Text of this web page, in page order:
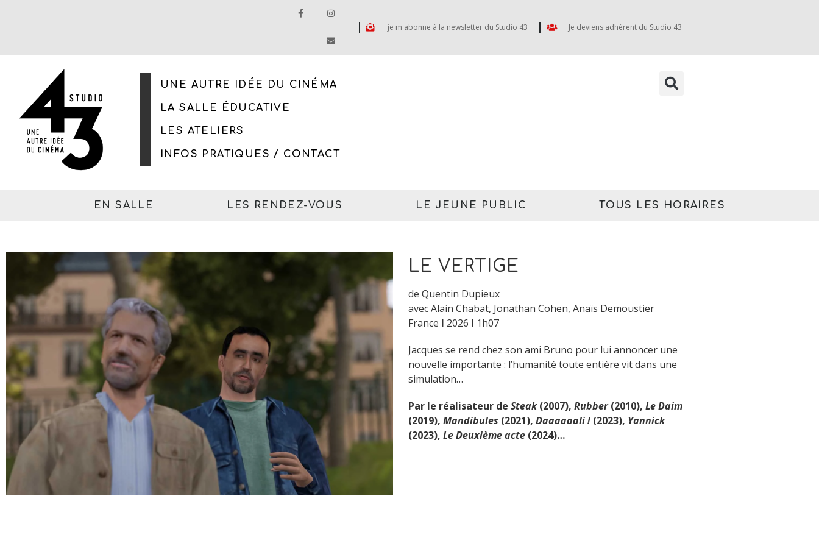
je m'abonne à la newsletter du Studio 43 Je deviens adhérent du Studio 43
UNE AUTRE IDÉE DU CINÉMA
LA SALLE ÉDUCATIVE
LES ATELIERS
INFOS PRATIQUES / CONTACT
EN SALLE LES RENDEZ-VOUS LE JEUNE PUBLIC TOUS LES HORAIRES
LE VERTIGE
de Quentin Dupieux
avec Alain Chabat, Jonathan Cohen, Anaïs Demoustier
France I 2026 I 1h07
Jacques se rend chez son ami Bruno pour lui annoncer une
nouvelle importante : l’humanité toute entière vit dans une
simulation…
Par le réalisateur de Steak(2007), Rubber(2010), Le Daim
(2019), Mandibules (2021), Daaaaaali !(2023), Yannick
(2023), Le Deuxième acte(2024)…